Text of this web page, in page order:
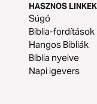
HASZNOS LINKEK
Súgó
Biblia-fordítások
Hangos Bibliák
Biblia nyelve
Napi igevers